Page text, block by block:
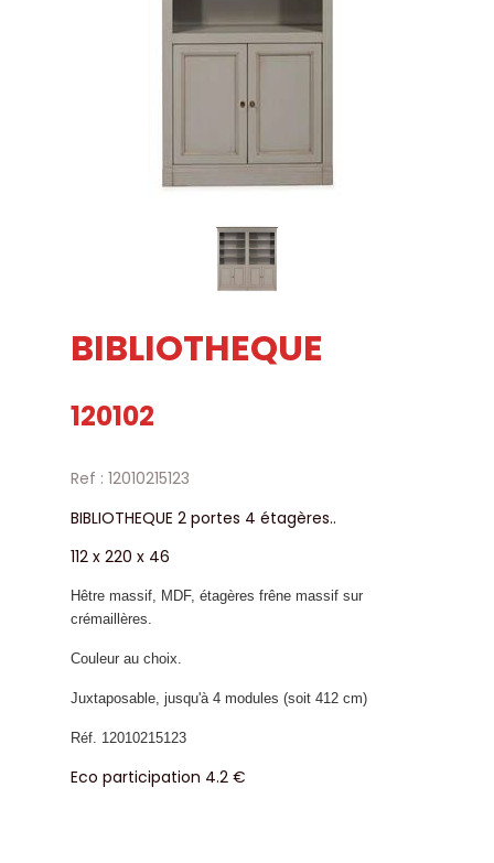
BIBLIOTHEQUE
120102
Ref : 12010215123
BIBLIOTHEQUE 2 portes 4 étagères..
112 x 220 x 46
Hêtre massif, MDF, étagères frêne massif sur
crémaillères.
Couleur au choix.
Juxtaposable, jusqu'à 4 modules (soit 412 cm)
Réf. 12010215123
Eco participation 4.2 €